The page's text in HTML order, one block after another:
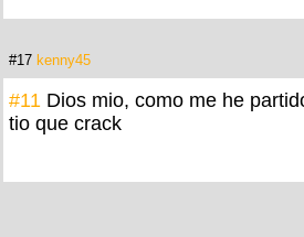
#17 kenny45
#11 Dios mio, como me he
tio que crack